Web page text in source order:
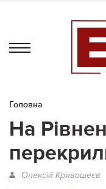
Головна
На
Олексій Кривошеєв